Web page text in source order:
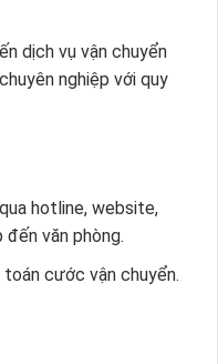
dịch vụ vận chuyển
nghiệp với quy
hotline, website,
văn phòng.
toán cước vận chuyển.